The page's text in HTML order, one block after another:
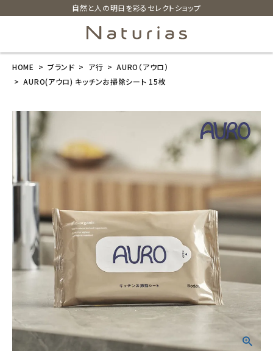
自然と人の明日を彩るセレクトショップ
search
キッチンお掃除
シート 15枚
¥385 (税込)
ホーム
新商品
カテゴリーから探す
HOME ブランド ア行
AURO（アウロ）
AURO(アウロ) キッチンお掃除シート 15枚